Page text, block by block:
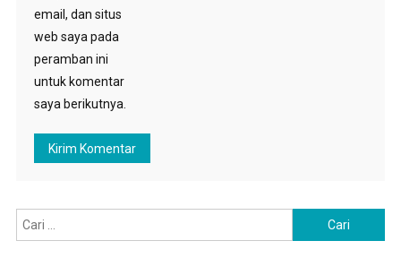
email, dan situs
web saya pada
peramban ini
untuk komentar
saya berikutnya.
untuk: